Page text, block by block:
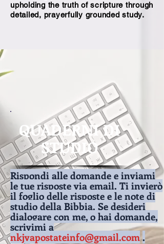
upholding the truth of scripture through
detailed, prayerfully grounded study.
QUADERNI DI
STUDIO
Rispondi alle domande e inviami
le tue risposte via email. Ti invierò
il foglio delle risposte e le note di
studio della Bibbia. Se desideri
dialogare con me, o hai domande,
scrivimi a
nkjvapostateinfo@gmail.com .